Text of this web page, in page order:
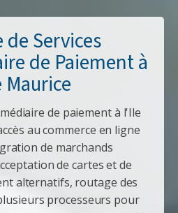
de Services
de Paiement à
de paiement à l'Ile
au commerce en ligne
de marchands
de cartes et de
alternatifs, routage des
processeurs pour